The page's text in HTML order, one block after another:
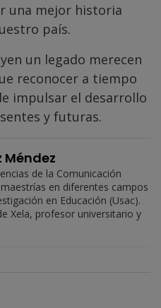
una mejor historia
país.
un legado merecen
reconocer a tiempo
impulsar el desarrollo
y futuras.
Méndez
de la Comunicación
en diferentes campos
en Educación (Usac).
Xela, profesor universitario y